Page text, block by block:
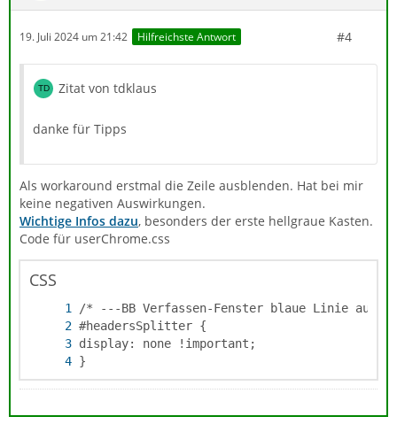
19. Juli 2024 um 21:42 Hilfreichste Antwort #4
Zitat von tdklaus
danke für Tipps
Als workaround erstmal die Zeile ausblenden. Hat bei mir
keine negativen Auswirkungen.
Wichtige Infos dazu, besonders der erste hellgraue Kasten.
Code für userChrome.css
CSS
}